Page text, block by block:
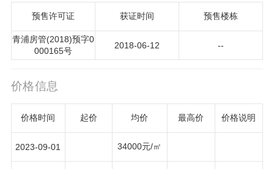
预售许可证 获证时间 预售楼栋
青浦房管(2018)预字0
000165号
2018-06-12 --
价格信息
价格时间 起价 均价 最高价 价格说明
2023-09-01 34000元/㎡